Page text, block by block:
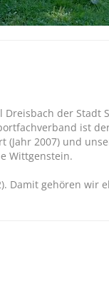
der Stadt
ist
2007) und
Wittgenstein.
Damit gehören wir